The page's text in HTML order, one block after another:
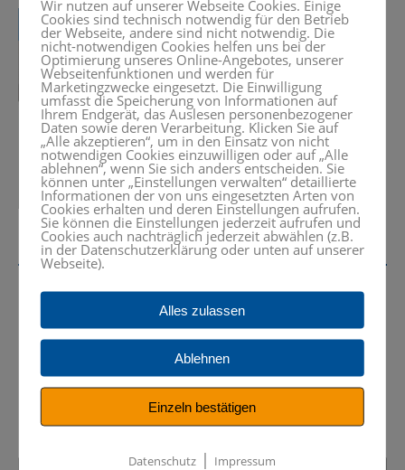
Interessiert? Rufen Sie uns an oder
schreiben Sie eine Nachricht.
+49 (0) 8024 – 99 05 50
Wir nutzen auf unserer Webseite Cookies. Einige
Cookies sind technisch notwendig für den Betrieb
der Webseite, andere sind nicht notwendig. Die
nicht-notwendigen Cookies helfen uns bei der
Optimierung unseres Online-Angebotes, unserer
Webseitenfunktionen und werden für
Marketingzwecke eingesetzt. Die Einwilligung
umfasst die Speicherung von Informationen auf
Ihrem Endgerät, das Auslesen personenbezogener
Daten sowie deren Verarbeitung. Klicken Sie auf
„Alle akzeptieren“, um in den Einsatz von nicht
notwendigen Cookies einzuwilligen oder auf „Alle
ablehnen“, wenn Sie sich anders entscheiden. Sie
können unter „Einstellungen verwalten“ detaillierte
Informationen der von uns eingesetzten Arten von
Cookies erhalten und deren Einstellungen aufrufen.
Sie können die Einstellungen jederzeit aufrufen und
Cookies auch nachträglich jederzeit abwählen (z.B.
in der Datenschutzerklärung oder unten auf unserer
Webseite).
Alles zulassen
Ablehnen
Einzeln bestätigen
Datenschutz | Impressum